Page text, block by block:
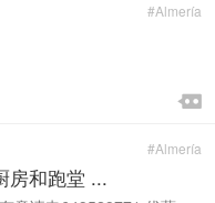
#Almería


#Almería
房和跑堂 ...